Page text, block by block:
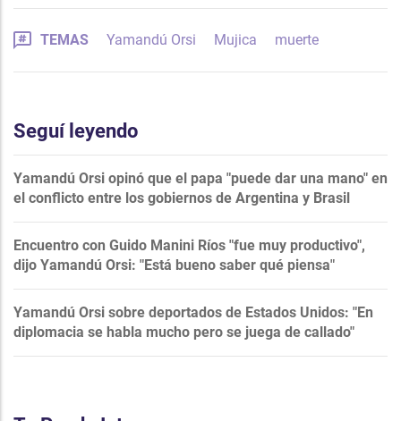
TEMAS Yamandú Orsi Mujica muerte
Seguí leyendo
Yamandú Orsi opinó que el papa "puede dar una mano" en
el conflicto entre los gobiernos de Argentina y Brasil
Encuentro con Guido Manini Ríos "fue muy productivo",
dijo Yamandú Orsi: "Está bueno saber qué piensa"
Yamandú Orsi sobre deportados de Estados Unidos: "En
diplomacia se habla mucho pero se juega de callado"